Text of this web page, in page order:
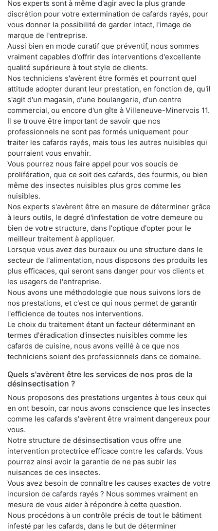
Nos experts sont à même d'agir avec la plus grande
discrétion pour votre extermination de cafards rayés, pour
vous donner la possibilité de garder intact, l'image de
marque de l'entreprise.
Aussi bien en mode curatif que préventif, nous sommes
vraiment capables d'offrir des interventions d'excellente
qualité supérieure à tout style de clients.
Nos techniciens s'avèrent être formés et pourront quel
attitude adopter durant leur prestation, en fonction de, qu'il
s'agit d'un magasin, d'une boulangerie, d'un centre
commercial, ou encore d'un gîte à Villeneuve-Minervois 11.
Il se trouve être important de savoir que nos
professionnels ne sont pas formés uniquement pour
traiter les cafards rayés, mais tous les autres nuisibles qui
pourraient vous envahir.
Vous pourrez nous faire appel pour vos soucis de
prolifération, que ce soit des cafards, des fourmis, ou bien
même des insectes nuisibles plus gros comme les
nuisibles.
Nos experts s'avèrent être en mesure de déterminer grâce
à leurs outils, le degré d'infestation de votre demeure ou
bien de votre structure, dans l'optique d'opter pour le
meilleur traitement à appliquer.
Lorsque vous avez des bureaux ou une structure dans le
secteur de l'alimentation, nous disposons des produits les
plus efficaces, qui seront sans danger pour vos clients et
les usagers de l'entreprise.
Nous avons une méthodologie que nous suivons lors de
nos prestations, et c'est ce qui nous permet de garantir
l'efficience de toutes nos interventions.
Le choix du traitement étant un facteur déterminant en
termes d'éradication d'insectes nuisibles comme les
cafards de cuisine, nous avons veillé à ce que nos
techniciens soient des professionnels dans ce domaine.
Quels s'avèrent être les services de nos pros de la
désinsectisation ?
Nous proposons des prestations urgentes à tous ceux qui
en ont besoin, car nous avons conscience que les insectes
comme les cafards s'avèrent être vraiment dangereux pour
vous.
Notre structure de désinsectisation vous offre une
intervention protectrice efficace contre les cafards. Vous
pourrez ainsi avoir la garantie de ne pas subir les
nuisances de ces insectes.
Vous avez besoin de connaître les causes exactes de votre
incursion de cafards rayés ? Nous sommes vraiment en
mesure de vous aider à répondre à cette question.
Nous procédons à un contrôle précis de tout le bâtiment
infesté par les cafards, dans le but de déterminer